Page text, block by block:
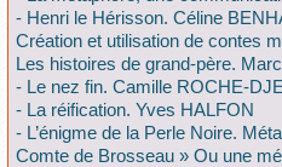
- Henri le Hérisson. Céline
Création et utilisation de contes
Les histoires de grand-père.
- Le nez fin. Camille ROCHE-
- La réification. Yves HALFON
- L’énigme de la Perle Noire.
Comte de Brosseau » Ou une